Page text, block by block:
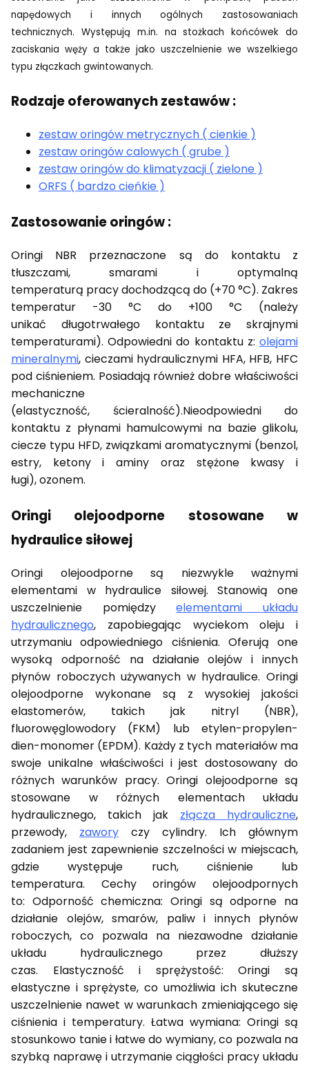
napędowych i innych ogólnych zastosowaniach
technicznych. Występują m.in. na stożkach końcówek do
zaciskania węży a także jako uszczelnienie we wszelkiego
typu złączkach gwintowanych.
Rodzaje oferowanych zestawów :
zestaw oringów metrycznych ( cienkie )
zestaw oringów calowych ( grube )
zestaw oringów do klimatyzacji ( zielone )
ORFS ( bardzo cieńkie )
Zastosowanie oringów :
Oringi NBR przeznaczone są do kontaktu z
tłuszczami, smarami i optymalną
temperaturą pracy dochodzącą do (+70 °C). Zakres
temperatur -30 °C do +100 °C (należy
unikać długotrwałego kontaktu ze skrajnymi
temperaturami). Odpowiedni do kontaktu z: olejami
mineralnymi, cieczami hydraulicznymi HFA, HFB, HFC
pod ciśnieniem. Posiadają również dobre właściwości
mechaniczne
(elastyczność, ścieralność).Nieodpowiedni do
kontaktu z płynami hamulcowymi na bazie glikolu,
ciecze typu HFD, związkami aromatycznymi (benzol,
estry, ketony i aminy oraz stężone kwasy i
ługi), ozonem.
Oringi olejoodporne stosowane w
hydraulice siłowej
Oringi olejoodporne są niezwykle ważnymi
elementami w hydraulice siłowej. Stanowią one
uszczelnienie pomiędzyelementami układu
hydraulicznego, zapobiegając wyciekom oleju i
utrzymaniu odpowiedniego ciśnienia. Oferują one
wysoką odporność na działanie olejów i innych
płynów roboczych używanych w hydraulice. Oringi
olejoodporne wykonane są z wysokiej jakości
elastomerów, takich jak nitryl (NBR),
fluorowęglowodory (FKM) lub etylen-propylen-
dien-monomer (EPDM). Każdy z tych materiałów ma
swoje unikalne właściwości i jest dostosowany do
różnych warunków pracy. Oringi olejoodporne są
stosowane w różnych elementach układu
hydraulicznego, takich jak złącza hydrauliczne,
przewody, zawory czy cylindry. Ich głównym
zadaniem jest zapewnienie szczelności w miejscach,
gdzie występuje ruch, ciśnienie lub
temperatura. Cechy oringów olejoodpornych
to: Odporność chemiczna: Oringi są odporne na
działanie olejów, smarów, paliw i innych płynów
roboczych, co pozwala na niezawodne działanie
układu hydraulicznego przez dłuższy
czas. Elastyczność i sprężystość: Oringi są
elastyczne i sprężyste, co umożliwia ich skuteczne
uszczelnienie nawet w warunkach zmieniającego się
ciśnienia i temperatury. Łatwa wymiana: Oringi są
stosunkowo tanie i łatwe do wymiany, co pozwala na
szybką naprawę i utrzymanie ciągłości pracy układu